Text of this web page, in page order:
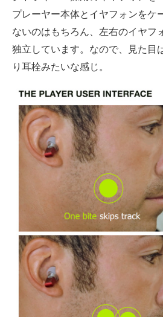
建設×テクノロジーの最前線
プレーヤー本体とイヤフォンをケ
ないのはもちろん、左右のイヤフ
独立しています。なので、見た目
り耳栓みたいな感じ。